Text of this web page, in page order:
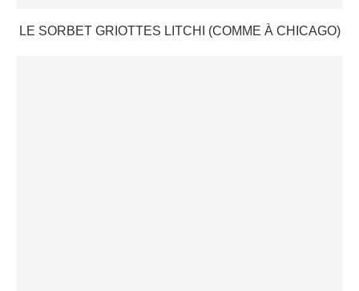
LE SORBET GRIOTTES LITCHI (COMME À CHICAGO)